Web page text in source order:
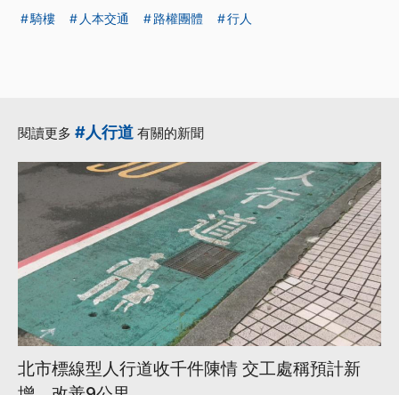
騎樓
人本交通 路權團體 行人
閱讀更多 #人行道 有關的新聞
北市標線型人行道收千件陳情 交工處稱預計新